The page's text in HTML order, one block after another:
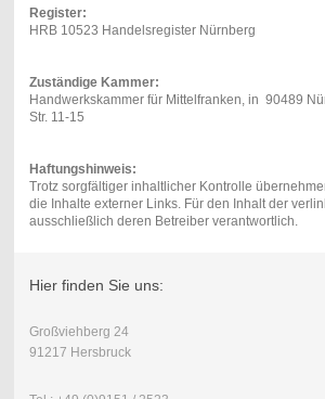
Register:
HRB 10523 Handelsregister Nürnberg
Zuständige Kammer:
Handwerkskammer für Mittelfranken, in 90489
Str. 11-15
Haftungshinweis:
Trotz sorgfältiger inhaltlicher Kontrolle
die Inhalte externer Links. Für den Inhalt der
ausschließlich deren Betreiber verantwortlich.
Hier finden Sie uns:
Großviehberg 24
91217 Hersbruck